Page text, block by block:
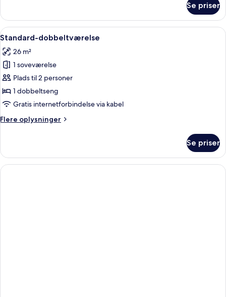
til
personer
Se priser
Indlæs
alle
billeder
af
Standard-
dobbeltværelse
Et hotelværelse med seng,
3
Standard-dobbeltværelse
26 m²
1 soveværelse
Plads til 2 personer
1 dobbeltseng
Gratis internetforbindelse via kabel
Flere oplysninger
Flere
dobbeltværelse
Se priser